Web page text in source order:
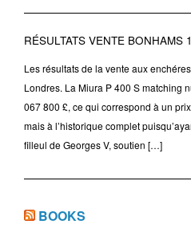
RÉSULTATS VENTE BONHAMS
Les résultats de la vente aux
Londres. La Miura P 400 S matching
067 800 £, ce qui correspond à un
mais à l’historique complet
filleul de Georges V, soutien […]
BOOKS